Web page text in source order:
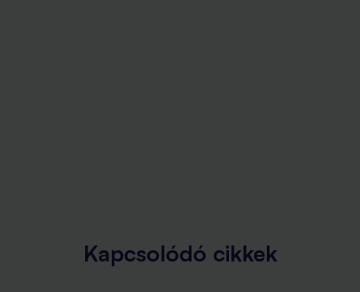
Kapcsolódó cikkek